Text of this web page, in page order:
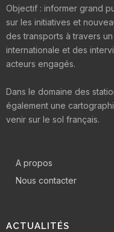
Objectif : informer grand
sur les initiatives et
des transports à travers
internationale et des
acteurs engagés.
Dans le domaine des
également une
venir sur le sol français.
A propos
Nous contacter
ACTUALITÉS